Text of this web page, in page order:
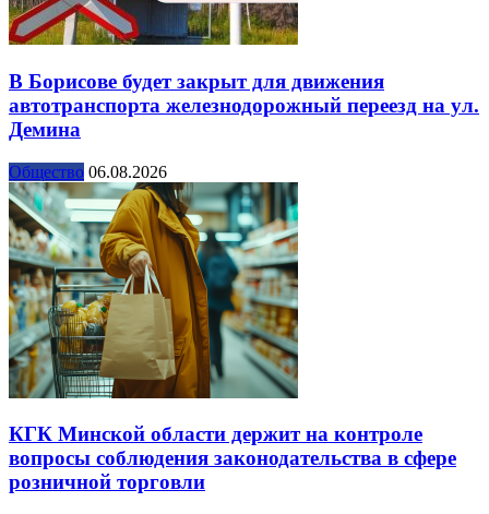
В Борисове будет закрыт для движения
автотранспорта железнодорожный переезд на ул.
Демина
Общество 06.08.2026
КГК Минской области держит на контроле
вопросы соблюдения законодательства в сфере
розничной торговли